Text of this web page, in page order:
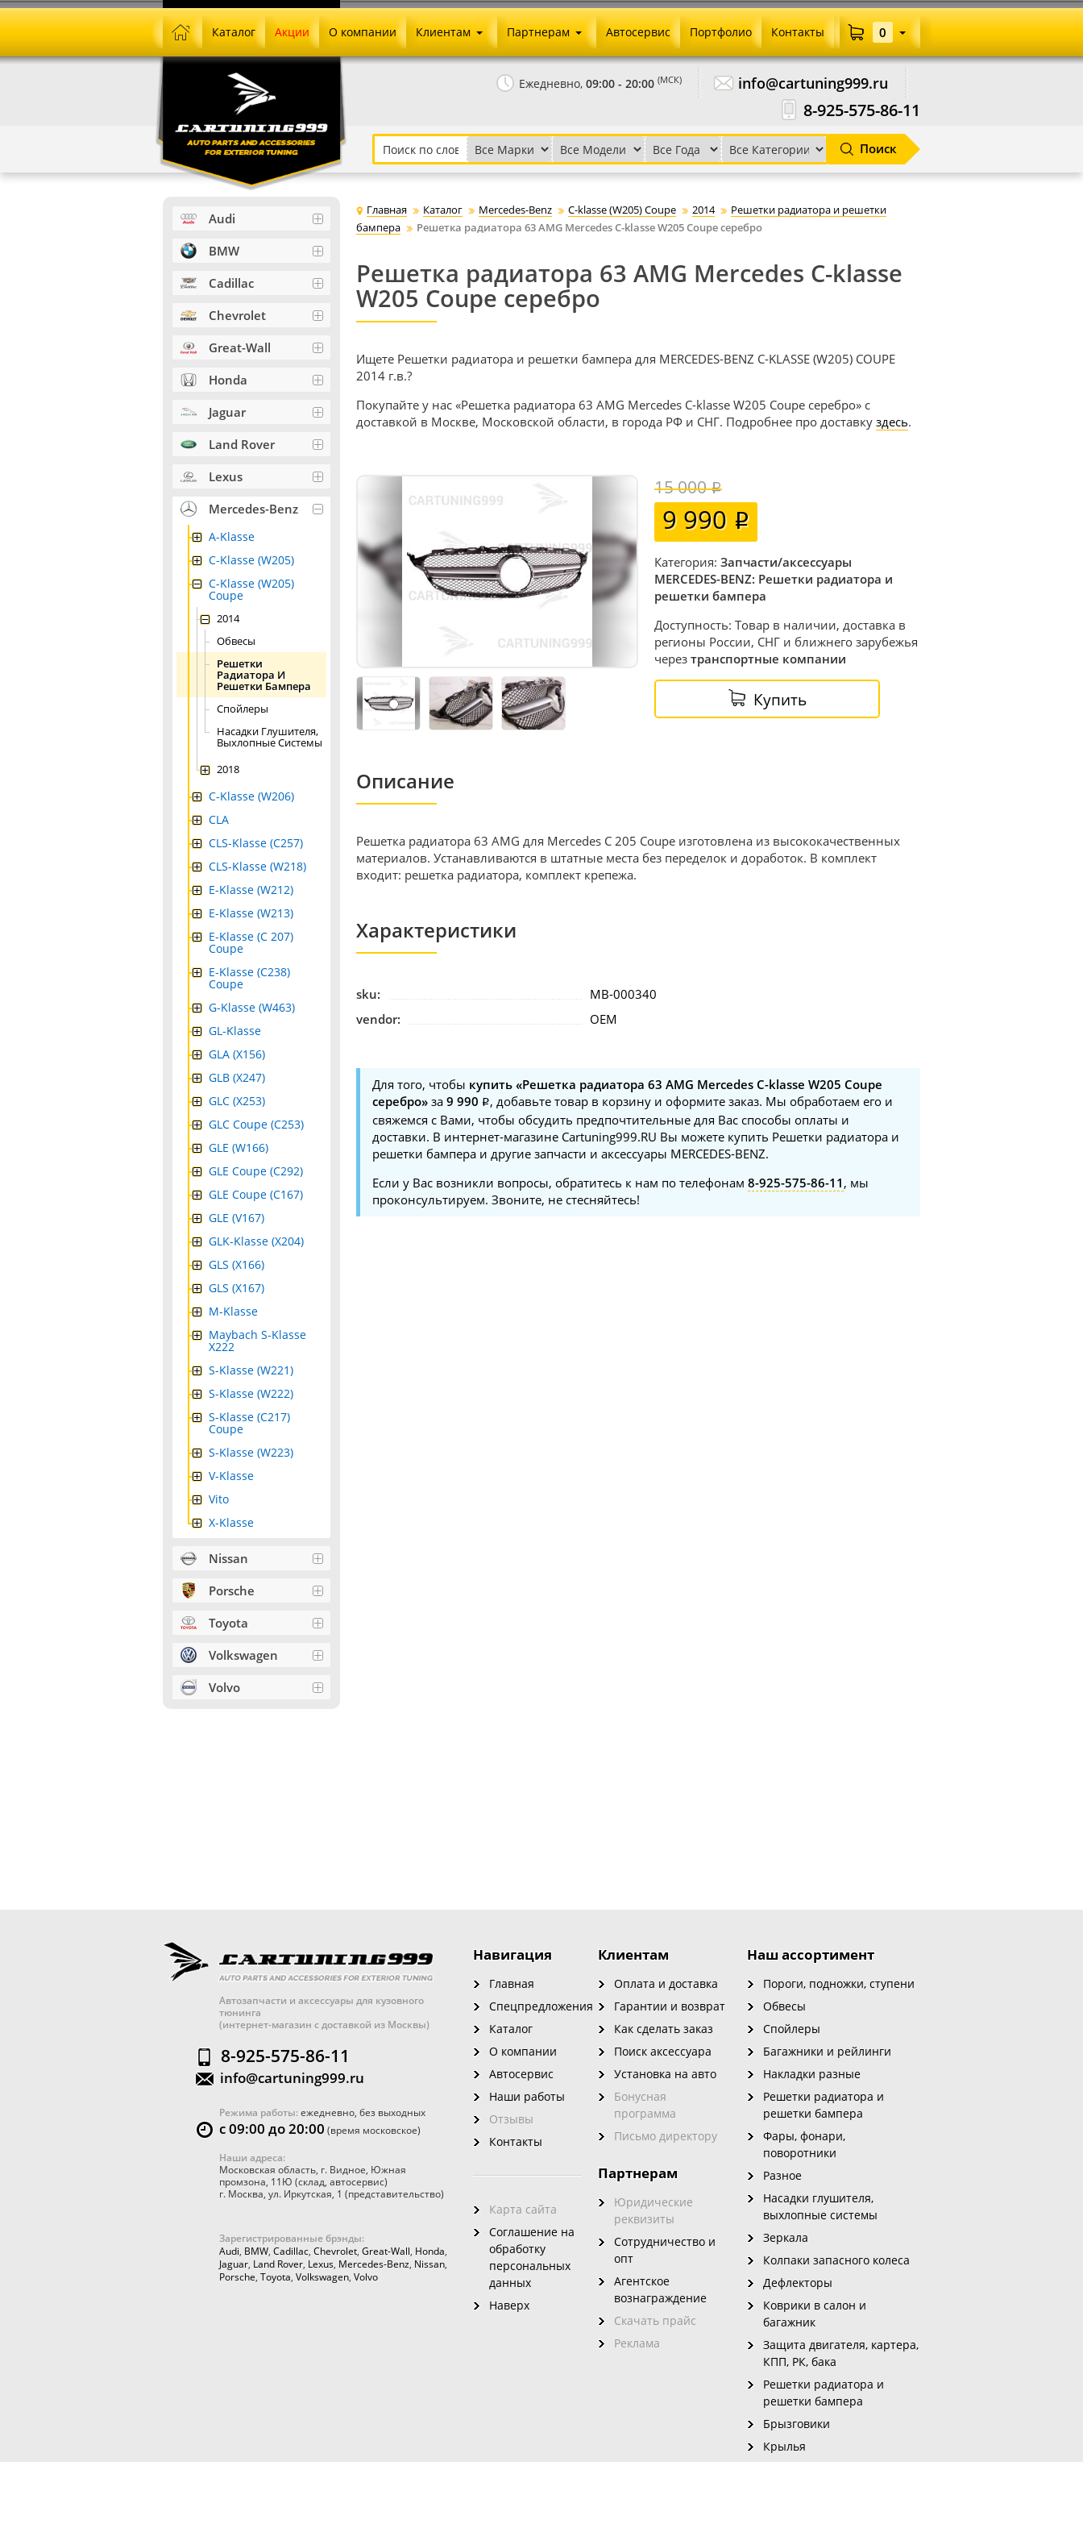
Ежедневно, 09:00 - 20:00 (МСК) info@cartuning999.ru
8-925-575-86-11
Поиск
Каталог Акции О компании Клиентам
Как сделать заказ
Установка на авто
Письмо директору
Партнерам
Агентское вознаграждение
Скачать прайс
Автосервис Портфолио Контакты 0
Главная Каталог Mercedes-Benz C-klasse (W205) Coupe 2014
Решетки радиатора и решетки
бампера
Решетка радиатора 63 AMG Mercedes C-klasse W205 Coupe серебро
Решетка радиатора 63 AMG Mercedes C-klasse
W205 Coupe серебро
Ищете Решетки радиатора и решетки бампера для MERCEDES-BENZ C-KLASSE (W205) COUPE
2014 г.в.?
Покупайте у нас «Решетка радиатора 63 AMG Mercedes C-klasse W205 Coupe серебро» с
доставкой в Москве, Московской области, в города РФ и СНГ. Подробнее про доставку здесь.
15 000
9 990
Категория: Запчасти/аксессуары
MERCEDES-BENZ: Решетки радиатора и
решетки бампера
Доступность: Товар в наличии, доставка в
регионы России, СНГ и ближнего зарубежья
через транспортные компании
Купить
Описание
Решетка радиатора 63 AMG для Mercedes C 205 Coupe изготовлена из высококачественных
материалов. Устанавливаются в штатные места без переделок и доработок. В комплект
входит: решетка радиатора, комплект крепежа.
Характеристики
sku:
MB-000340
vendor:
OEM
Для того, чтобы купить «Решетка радиатора 63 AMG Mercedes C-klasse W205 Coupe
серебро» за 9 990
, добавьте товар в корзину и оформите заказ. Мы обработаем его и
свяжемся с Вами, чтобы обсудить предпочтительные для Вас способы оплаты и
доставки. В интернет-магазине Cartuning999.RU Вы можете купить Решетки радиатора и
решетки бампера и другие запчасти и аксессуары MERCEDES-BENZ.
Если у Вас возникли вопросы, обратитесь к нам по телефонам 8-925-575-86-11 , мы
проконсультируем. Звоните, не стесняйтесь!
Audi
BMW
Cadillac
Chevrolet
Great-Wall
Honda
Jaguar
Land Rover
Lexus
Mercedes-Benz
A-Klasse
C-Klasse (W205)
C-Klasse (W205)
Coupe
2014
Обвесы
Решетки
Радиатора И
Решетки Бампера
Спойлеры
Насадки Глушителя,
Выхлопные Системы
2018
C-Klasse (W206)
CLA
CLS-Klasse (C257)
CLS-Klasse (W218)
E-Klasse (W212)
E-Klasse (W213)
E-Klasse (C 207)
Coupe
E-Klasse (C238)
Coupe
G-Klasse (W463)
GL-Klasse
GLA (X156)
GLB (X247)
GLC (X253)
GLC Coupe (C253)
GLE (W166)
GLE Coupe (C292)
GLE Coupe (C167)
GLE (V167)
GLK-Klasse (X204)
GLS (X166)
GLS (X167)
M-Klasse
Maybach S-Klasse
X222
S-Klasse (W221)
S-Klasse (W222)
S-Klasse (C217)
Coupe
S-Klasse (W223)
V-Klasse
Vito
X-Klasse
Nissan
Porsche
Toyota
Volkswagen
Volvo
Автозапчасти и аксессуары для кузовного
тюнинга
(интернет-магазин с доставкой из Москвы)
8-925-575-86-11
info@cartuning999.ru
Режима работы:ежедневно, без выходных
с 09:00 до 20:00 (время московское)
Наши адреса:
Московская область, г. Видное, Южная
промзона, 11Ю (склад, автосервис)
г. Москва, ул. Иркутская, 1 (представительство)
Зарегистрированные брэнды:
Audi, BMW, Cadillac, Chevrolet, Great-Wall, Honda,
Jaguar, Land Rover, Lexus, Mercedes-Benz, Nissan,
Porsche, Toyota, Volkswagen, Volvo
Наш ассортимент
Пороги, подножки, ступени
Обвесы
Спойлеры
Багажники и рейлинги
Накладки разные
Решетки радиатора и
решетки бампера
Фары, фонари,
поворотники
Разное
Насадки глушителя,
выхлопные системы
Зеркала
Колпаки запасного колеса
Дефлекторы
Коврики в салон и
багажник
Защита двигателя, картера,
КПП, РК, бака
Решетки радиатора и
решетки бампера
Брызговики
Крылья
Навигация
Главная
Спецпредложения
Каталог
О компании
Автосервис
Наши работы
Отзывы
Контакты
Карта сайта
Соглашение на
обработку
персональных
данных
Наверх
Клиентам
Оплата и доставка
Гарантии и возврат
Как сделать заказ
Поиск аксессуара
Установка на авто
Бонусная
программа
Письмо директору
Партнерам
Юридические
реквизиты
Сотрудничество и
опт
Агентское
вознаграждение
Скачать прайс
Реклама